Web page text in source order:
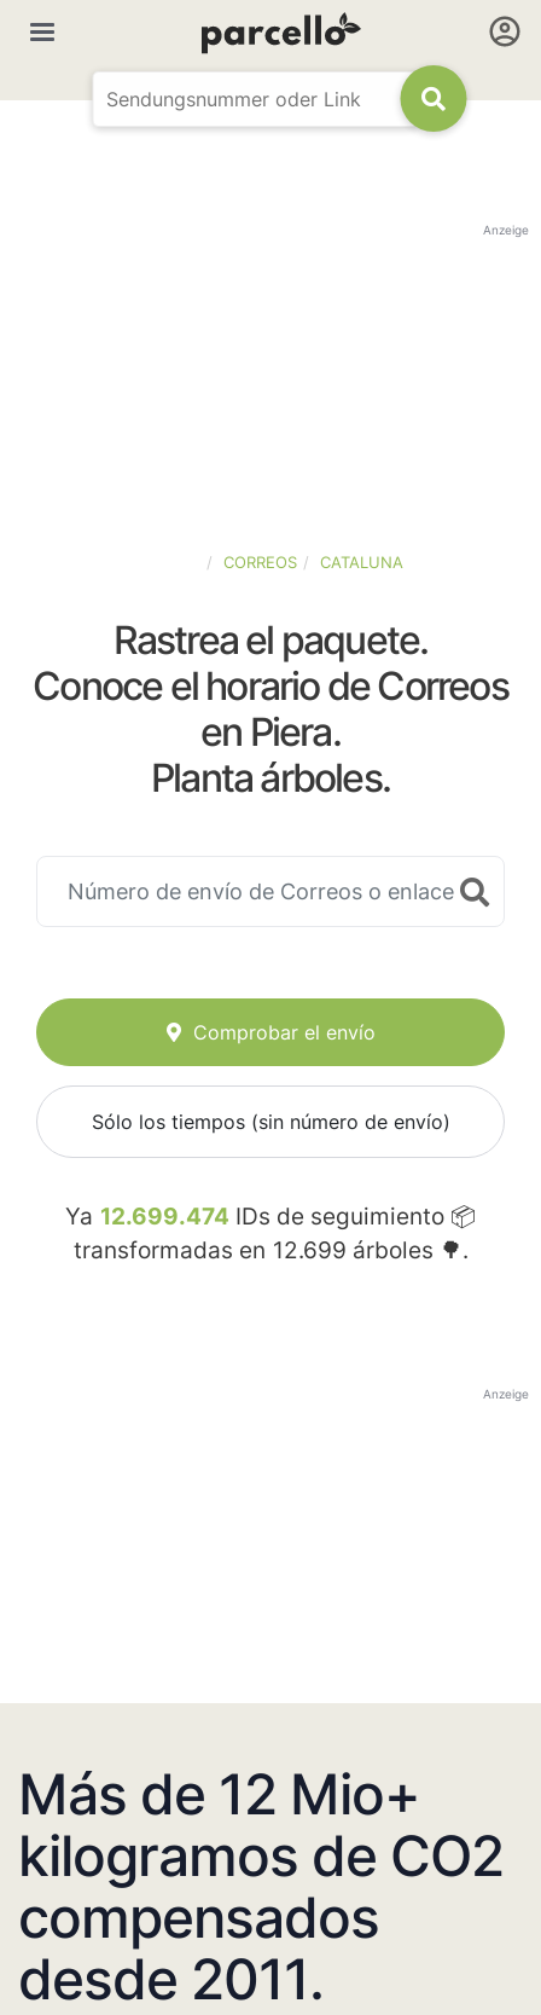
Anzeige
CORREOS CATALUNA
Rastrea el paquete.
Conoce el horario de Correos
en Piera.
Planta árboles.
Comprobar el envío
Sólo los tiempos (sin número de envío)
Ya 12.699.474 IDs de seguimiento 📦
transformadas en 12.699 árboles 🌳.
Anzeige
Más de 12 Mio+
kilogramos de CO2
compensados
desde 2011.